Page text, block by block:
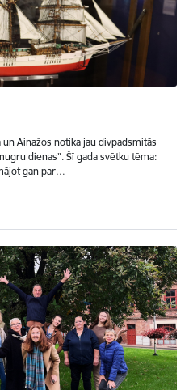
Ainažos notika jau divpadsmitās
dienas”. Šī gada svētku tēma:
gan par…